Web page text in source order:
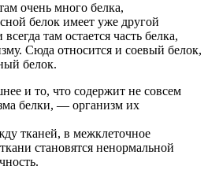
очень много белка,
белок имеет уже другой
там остается часть белка,
Сюда относится и соевый белок,
белок.
и то, что содержит не совсем
белки, — организм их
тканей, в межклеточное
становятся ненормальной